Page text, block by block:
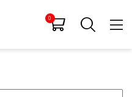
0